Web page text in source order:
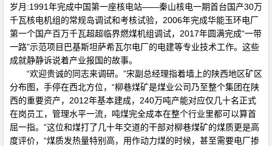
岁月:1991年完成中国第一座核电站——秦山核电一期首台国产30万
千瓦核电机组的常规岛调试和考核试验，2006年完成华能玉环电厂
第一个国产百万千瓦超超临界燃煤机组调试，2017年圆满完成“一带
一路”示范项目巴基斯坦萨希瓦尔电厂的电建等专业技术工作。这些
成就静静诉说着产业报国的故事。
“欢迎贵诚的同志来调研。”宋副总经理指着墙上的陕西地区矿区
分布图，手停在西北方位，“柳巷煤矿是煤业公司乃至整个集团在陕
西的重要资产，2012年基本建成，240万吨产能对应仅几十名正式
在岗员工，管理水平一流，吨煤完全成本在整个行业里都可以算首
屈一指。”这位和煤打了几十年交道的干部对柳巷煤矿的煤质更是高
度评价，“煤质发热量特别高，用作动力煤的时候，甚至需要电厂掺